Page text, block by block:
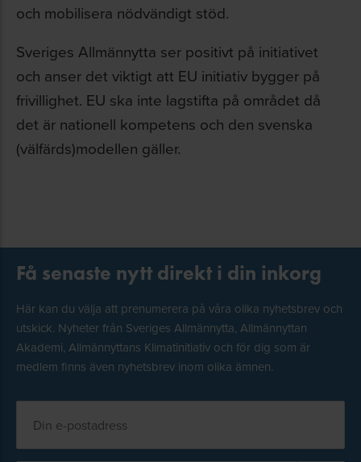
och mobilisera nödvändigt stöd.
Sveriges Allmännytta ser positivt på initiativet
och anser det viktigt att EU initiativ bygger på
frivillighet. EU ska inte lagstifta på området då
det är nationell kompetens och den svenska
(välfärds)modellen gäller.
Få senaste nytt direkt i din inkorg
Här kan du välja att prenumerera på våra olika nyhetsbrev och
utskick. Nyheter från Sveriges Allmännytta, Allmännyttan
Akademi, Allmännyttans Klimatinitiativ och för dig som är
medlem finns även nyhetsbrev inom olika ämnen.